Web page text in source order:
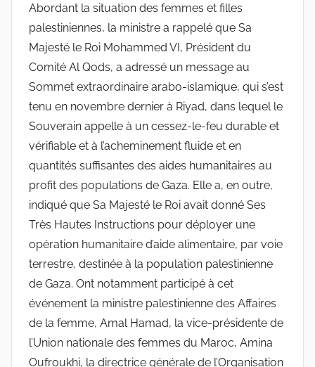
Abordant la situation des femmes et filles
palestiniennes, la ministre a rappelé que Sa
Majesté le Roi Mohammed VI, Président du
Comité Al Qods, a adressé un message au
Sommet extraordinaire arabo-islamique, qui s’est
tenu en novembre dernier à Riyad, dans lequel le
Souverain appelle à un cessez-le-feu durable et
vérifiable et à l’acheminement fluide et en
quantités suffisantes des aides humanitaires au
profit des populations de Gaza. Elle a, en outre,
indiqué que Sa Majesté le Roi avait donné Ses
Très Hautes Instructions pour déployer une
opération humanitaire d’aide alimentaire, par voie
terrestre, destinée à la population palestinienne
de Gaza. Ont notamment participé à cet
événement la ministre palestinienne des Affaires
de la femme, Amal Hamad, la vice-présidente de
l’Union nationale des femmes du Maroc, Amina
Oufroukhi, la directrice générale de l’Organisation